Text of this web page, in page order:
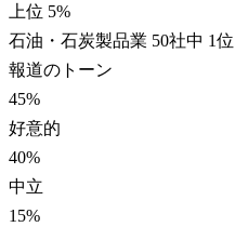
上位 5%
石油・石炭製品業 50社中 1位
報道のトーン
45%
好意的
40%
中立
15%